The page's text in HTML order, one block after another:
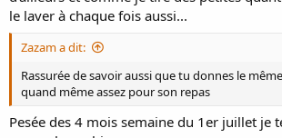
le laver à chaque fois aussi...
Zazam a dit:
Rassurée de savoir aussi que tu donnes le
quand même assez pour son repas
Pesée des 4 mois semaine du 1er juillet je